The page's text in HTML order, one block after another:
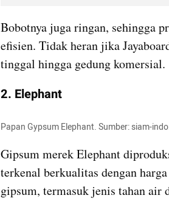
Bobotnya juga ringan, sehingga
efisien. Tidak heran jika
tinggal hingga gedung komersial.
2. Elephant
Papan Gypsum Elephant. Sumber: siam-
Gipsum merek Elephant
terkenal berkualitas dengan
gipsum, termasuk jenis tahan air